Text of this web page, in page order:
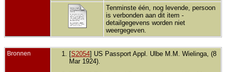
Tenminste één, nog levende, persoon
is verbonden aan dit item -
detailgegevens worden niet
weergegeven.
Bronnen [S2054] US Passport Appl. Ulbe M.M. Wielinga, (8
Mar 1924).